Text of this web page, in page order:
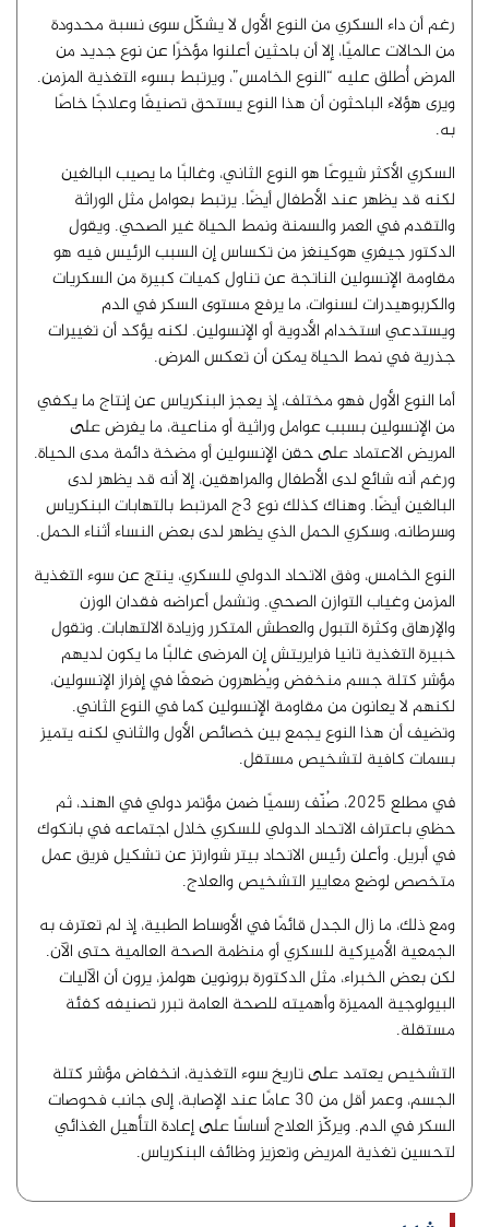
رغم أن داء السكري من النوع الأول لا يشكّل سوى نسبة محدودة
من الحالات عالميًا، إلا أن باحثين أعلنوا مؤخرًا عن نوع جديد من
المرض أُطلق عليه “النوع الخامس”، ويرتبط بسوء التغذية المزمن.
ويرى هؤلاء الباحثون أن هذا النوع يستحق تصنيفًا وعلاجًا خاصًا
به.
السكري الأكثر شيوعًا هو النوع الثاني، وغالبًا ما يصيب البالغين
لكنه قد يظهر عند الأطفال أيضًا. يرتبط بعوامل مثل الوراثة
والتقدم في العمر والسمنة ونمط الحياة غير الصحي. ويقول
الدكتور جيفري هوكينغز من تكساس إن السبب الرئيس فيه هو
مقاومة الإنسولين الناتجة عن تناول كميات كبيرة من السكريات
والكربوهيدرات لسنوات، ما يرفع مستوى السكر في الدم
ويستدعي استخدام الأدوية أو الإنسولين. لكنه يؤكد أن تغييرات
جذرية في نمط الحياة يمكن أن تعكس المرض.
أما النوع الأول فهو مختلف، إذ يعجز البنكرياس عن إنتاج ما يكفي
من الإنسولين بسبب عوامل وراثية أو مناعية، ما يفرض على
المريض الاعتماد على حقن الإنسولين أو مضخة دائمة مدى الحياة.
ورغم أنه شائع لدى الأطفال والمراهقين، إلا أنه قد يظهر لدى
البالغين أيضًا. وهناك كذلك نوع 3ج المرتبط بالتهابات البنكرياس
وسرطانه، وسكري الحمل الذي يظهر لدى بعض النساء أثناء الحمل.
النوع الخامس، وفق الاتحاد الدولي للسكري، ينتج عن سوء التغذية
المزمن وغياب التوازن الصحي. وتشمل أعراضه فقدان الوزن
والإرهاق وكثرة التبول والعطش المتكرر وزيادة الالتهابات. وتقول
خبيرة التغذية تانيا فرايريتش إن المرضى غالبًا ما يكون لديهم
مؤشر كتلة جسم منخفض ويُظهرون ضعفًا في إفراز الإنسولين،
لكنهم لا يعانون من مقاومة الإنسولين كما في النوع الثاني.
وتضيف أن هذا النوع يجمع بين خصائص الأول والثاني لكنه يتميز
بسمات كافية لتشخيص مستقل.
في مطلع 2025، صُنّف رسميًا ضمن مؤتمر دولي في الهند، ثم
حظي باعتراف الاتحاد الدولي للسكري خلال اجتماعه في بانكوك
في أبريل. وأعلن رئيس الاتحاد بيتر شوارتز عن تشكيل فريق عمل
متخصص لوضع معايير التشخيص والعلاج.
ومع ذلك، ما زال الجدل قائمًا في الأوساط الطبية، إذ لم تعترف به
الجمعية الأميركية للسكري أو منظمة الصحة العالمية حتى الآن.
لكن بعض الخبراء، مثل الدكتورة برونوين هولمز، يرون أن الآليات
البيولوجية المميزة وأهميته للصحة العامة تبرر تصنيفه كفئة
مستقلة.
التشخيص يعتمد على تاريخ سوء التغذية، انخفاض مؤشر كتلة
الجسم، وعمر أقل من 30 عامًا عند الإصابة، إلى جانب فحوصات
السكر في الدم. ويركّز العلاج أساسًا على إعادة التأهيل الغذائي
لتحسين تغذية المريض وتعزيز وظائف البنكرياس.